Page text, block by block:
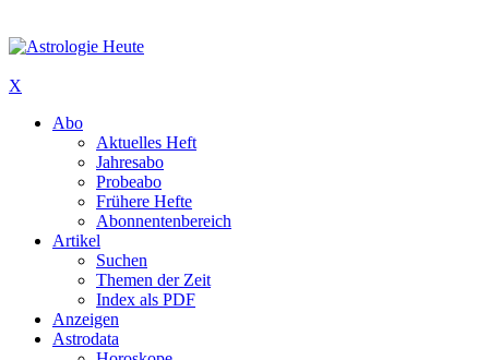
X
Abo
Aktuelles Heft
Jahresabo
Probeabo
Frühere Hefte
Abonnentenbereich
Artikel
Suchen
Themen der Zeit
Index als PDF
Anzeigen
Astrodata